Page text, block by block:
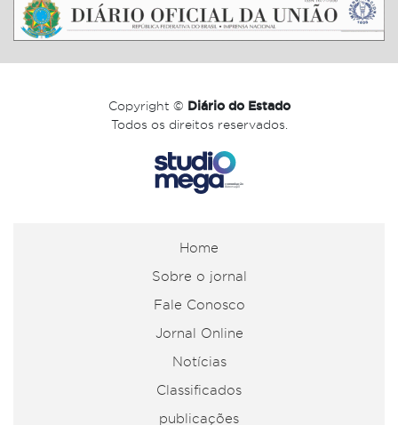
Copyright © Diário do Estado
Todos os direitos reservados.
Home
Sobre o jornal
Fale Conosco
Jornal Online
Notícias
Classificados
publicações